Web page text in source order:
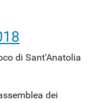
di Sant'Anatolia
dei